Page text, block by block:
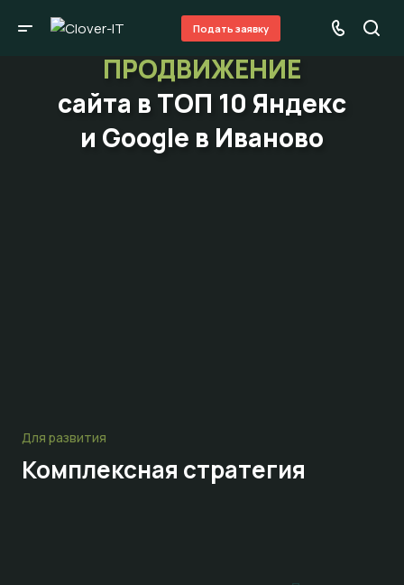
Подать заявку
ПРОДВИЖЕНИЕ
сайта в ТОП 10 Яндекс
и Google в Иваново
Для развития
Комплексная стратегия